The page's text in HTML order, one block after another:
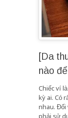
[Da
nào
Chiếc ví
kỳ ai. Có
nhau. Đối